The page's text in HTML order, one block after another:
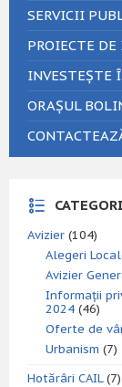
SERVICII
PROIECTE
INVESTEȘTE
ORAȘUL
Avizier (104)
Alegeri
Avizier
Informații
2024 (46)
Oferte de
Urbanism (7)
Hotărâri CAIL(7)